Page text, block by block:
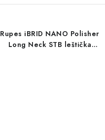
Rupes iBRID NANO Polisher
Long Neck STB leštička